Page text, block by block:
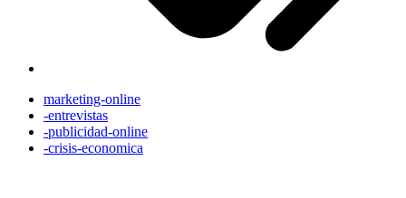
marketing-online
-entrevistas
-publicidad-online
-crisis-economica